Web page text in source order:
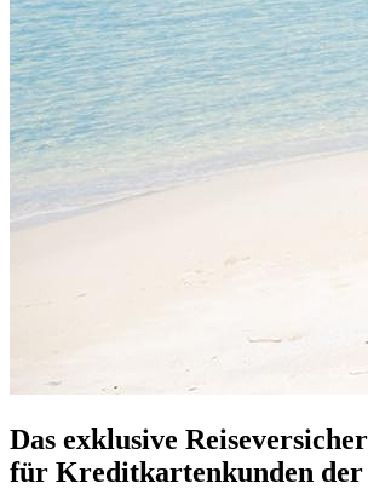
Das exklusive
für Kreditkartenkunden der